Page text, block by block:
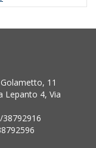
11
Lepanto 4, Via